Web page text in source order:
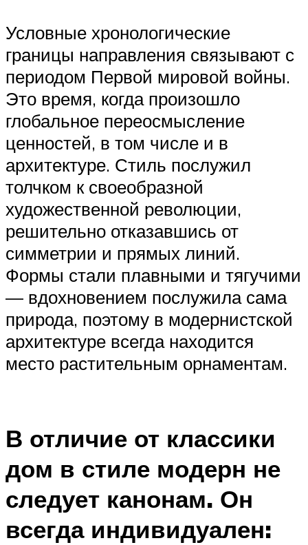
Условные хронологические
границы направления связывают с
периодом Первой мировой войны.
Это время, когда произошло
глобальное переосмысление
ценностей, в том числе и в
архитектуре. Стиль послужил
толчком к своеобразной
художественной революции,
решительно отказавшись от
симметрии и прямых линий.
Формы стали плавными и тягучими
— вдохновением послужила сама
природа, поэтому в модернистской
архитектуре всегда находится
место растительным орнаментам.
В отличие от классики
дом в стиле модерн не
следует канонам. Он
всегда индивидуален: